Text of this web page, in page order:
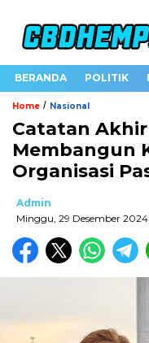
BERANDA POLITIK
Home / Nasional
Catatan Akhir
Membangun
Organisasi
Admin
Minggu, 29 Desember 2024